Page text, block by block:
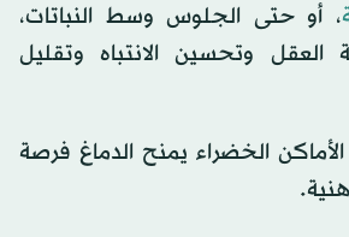
، أو حتى الجلوس وسط النباتات،
وتحسين الانتباه وتقليل
الخضراء يمنح الدماغ فرصة